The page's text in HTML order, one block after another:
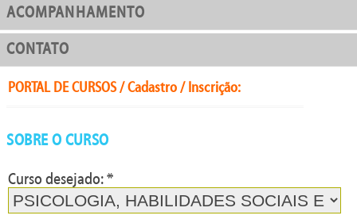
ACOMPANHAMENTO
CONTATO
PORTAL DE CURSOS / Cadastro / Inscrição:
SOBRE O CURSO
Curso desejado: *